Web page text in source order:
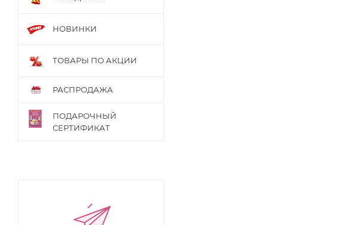
НОВИНКИ
ТОВАРЫ ПО АКЦИИ
РАСПРОДАЖА
ПОДАРОЧНЫЙ
СЕРТИФИКАТ